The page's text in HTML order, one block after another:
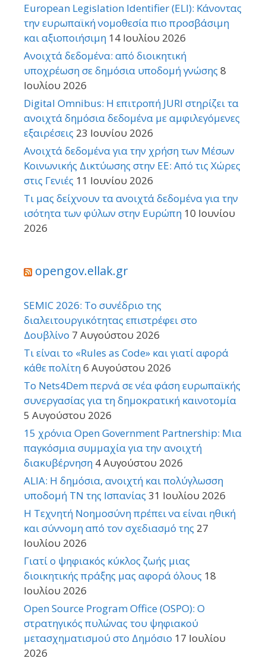
European Legislation Identifier (ELI): Κάνοντας
την ευρωπαϊκή νομοθεσία πιο προσβάσιμη
και αξιοποιήσιμη 14 Ιουλίου 2026
Ανοιχτά δεδομένα: από διοικητική
υποχρέωση σε δημόσια υποδομή γνώσης 8
Ιουλίου 2026
Digital Omnibus: Η επιτροπή JURI στηρίζει τα
ανοιχτά δημόσια δεδομένα με αμφιλεγόμενες
εξαιρέσεις 23 Ιουνίου 2026
Ανοιχτά δεδομένα για την χρήση των Μέσων
Κοινωνικής Δικτύωσης στην ΕΕ: Από τις Χώρες
στις Γενιές 11 Ιουνίου 2026
Τι μας δείχνουν τα ανοιχτά δεδομένα για την
ισότητα των φύλων στην Ευρώπη 10 Ιουνίου
2026
opengov.ellak.gr
SEMIC 2026: Το συνέδριο της
διαλειτουργικότητας επιστρέφει στο
Δουβλίνο 7 Αυγούστου 2026
Τι είναι το «Rules as Code» και γιατί αφορά
κάθε πολίτη6 Αυγούστου 2026
Το Nets4Dem περνά σε νέα φάση ευρωπαϊκής
συνεργασίας για τη δημοκρατική καινοτομία
5 Αυγούστου 2026
15 χρόνια Open Government Partnership: Μια
παγκόσμια συμμαχία για την ανοιχτή
διακυβέρνηση 4 Αυγούστου 2026
ALIA: Η δημόσια, ανοιχτή και πολύγλωσση
υποδομή ΤΝ της Ισπανίας 31 Ιουλίου 2026
Η Τεχνητή Νοημοσύνη πρέπει να είναι ηθική
και σύννομη από τον σχεδιασμό της 27
Ιουλίου 2026
Γιατί ο ψηφιακός κύκλος ζωής μιας
διοικητικής πράξης μας αφορά όλους 18
Ιουλίου 2026
Open Source Program Office (OSPO): Ο
στρατηγικός πυλώνας του ψηφιακού
μετασχηματισμού στο Δημόσιο 17 Ιουλίου
2026